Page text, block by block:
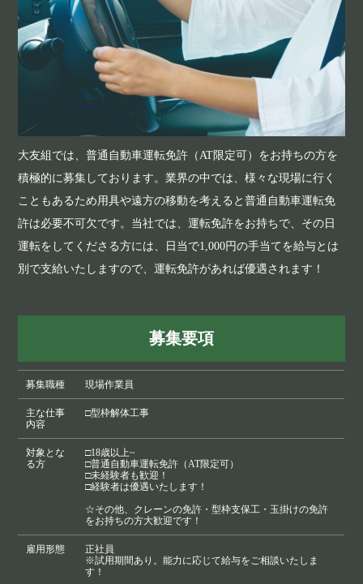
大友組では、普通自動車運転免許（AT限定可）をお持ちの方を
積極的に募集しております。業界の中では、様々な現場に行く
こともあるため用具や遠方の移動を考えると普通自動車運転免
許は必要不可欠です。当社では、運転免許をお持ちで、その日
運転をしてくださる方には、日当で1,000円の手当てを給与とは
別で支給いたしますので、運転免許があれば優遇されます！
募集要項
募集職種 現場作業員
主な仕事
内容
□型枠解体工事
対象とな
る方
□18歳以上~
□普通自動車運転免許（AT限定可）
□未経験者も歓迎！
□経験者は優遇いたします！
☆その他、クレーンの免許・型枠支保工・玉掛けの免許
をお持ちの方大歓迎です！
雇用形態
正社員
※試用期間あり。能力に応じて給与をご相談いたしま
す！